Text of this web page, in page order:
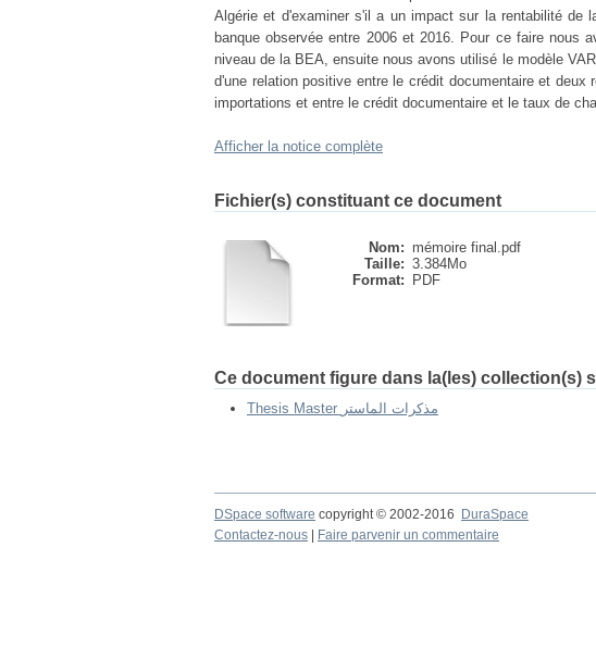
Algérie et d'examiner s'il a un impact sur la rentabilité de
banque observée entre 2006 et 2016. Pour ce faire nous
niveau de la BEA, ensuite nous avons utilisé le modèle
d'une relation positive entre le crédit documentaire et
importations et entre le crédit documentaire et le taux de
Afficher la notice complète
Fichier(s) constituant ce document
Nom: mémoire final.pdf
Taille: 3.384Mo
Format:
PDF
Ce document figure dans la(les) collection(s)
Thesis Master مذكرات الماستر
DSpace software copyright © 2002-2016 DuraSpace
Contactez-nous
Faire parvenir un commentaire